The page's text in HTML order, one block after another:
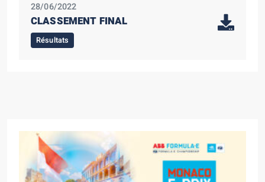
28/06/2022
CLASSEMENT FINAL
Résultats